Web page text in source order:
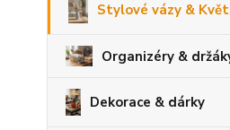
Stylové vázy &
Organizéry &
Dekorace & dárky